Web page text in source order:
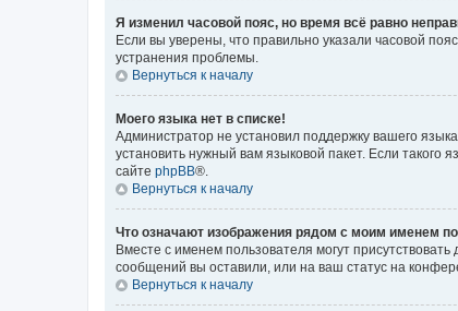
Я изменил часовой пояс, но время всё равно
Если вы уверены, что правильно указали часовой
устранения проблемы.
Вернуться к началу
Моего языка нет в списке!
Администратор не установил поддержку вашего
установить нужный вам языковой пакет. Если
сайте phpBB®.
Вернуться к началу
Что означают изображения рядом с моим именем
Вместе с именем пользователя могут
сообщений вы оставили, или на ваш статус на
Вернуться к началу